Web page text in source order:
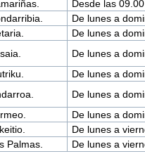
Desde las
De lunes a
De lunes a
De lunes a
De lunes a
De lunes a
De lunes a
De lunes a
Palmas. De lunes a